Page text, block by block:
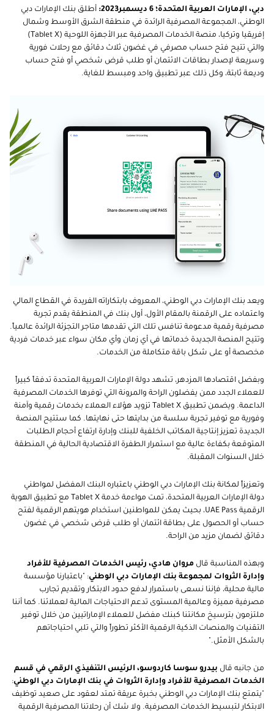
دبي، الإمارات العربية المتحدة؛ 6 ديسمبر2023:
أطلق بنك الإمارات دبي
الوطني، المجموعة المصرفية الرائدة في منطقة الشرق الأوسط وشمال
إفريقيا وتركيا، منصة الخدمات المصرفية عبر الأجهزة اللوحية (Tablet X
)
والتي تتيح فتح حساب مصرفي في غضون ثلاث دقائق مع رحلات فورية
وسريعة لإصدار بطاقات الائتمان أو طلب قرض شخصي أو فتح حساب
وديعة ثابتة، وكل ذلك عبر تطبيق واحد ومبسط للغاية.
ويعد بنك الإمارات دبي الوطني، المعروف بابتكاراته الفريدة في القطاع المالي
واعتماده على الرقمنة بالمقام الأول، أول بنك في المنطقة يقدم تجربة
مصرفية رقمية مدعومة تنافس تلك التي تقدمها متاجر التجزئة الرائدة عالمياً.
وتتيح المنصة الجديدة خدماتها في أي زمان وأي مكان سواء عبر خدمات فردية
مخصصة أو على شكل باقة متكاملة من الخدمات.
وبفضل اقتصادها المزدهر، تشهد دولة الإمارات العربية المتحدة تدفقاً كبيراً
للعملاء الجدد ممن يفضلون الراحة والمرونة التي توفرها الخدمات المصرفية
الداعمة. ويضمن تطبيق
تزويد هؤلاء العملاء بخدمات رقمية وآمنة
وفورية مع توفير تجربة سلسة من بدايتها حتى نهايتها. كما ستتيح المنصة
الجديدة تعزيز إنتاجية المكاتب الخلفية للبنك وإدارة ارتفاع أحجام الطلبات
المتوقعة بكفاءة عالية مع استمرار الطفرة الاقتصادية الحالية في المنطقة
خلال السنوات المقبلة.
وتعزيزاً لمكانة بنك الإمارات دبي الوطني باعتباره البنك المفضل لمواطني
دولة الإمارات العربية المتحدة، تمت مواءمة خدمة
مع تطبيق الهوية
الرقمية UAE Pass، بحيث يمكن للمواطنين استخدام هويتهم الرقمية لفتح
حساب أو الحصول على بطاقة ائتمان أو طلب قرض شخصي في غضون
دقائق لضمان مزيد من الراحة.
وبهذه المناسبة قال مروان هادي، رئيس الخدمات المصرفية للأفراد
وإدارة الثروات لمجموعة بنك الإمارات دبي الوطني: "باعتبارنا مؤسسة
مالية محلية، فإننا نسعى باستمرار لدفع حدود الابتكار وتقديم تجارب
مصرفية مميزة وعالمية المستوى تدعم الاحتياجات المالية لعملائنا. كما أننا
ملتزمون بترسيخ مكانتنا كبنك مفضل للعملاء الإماراتيين من خلال توفير
التقنيات والمنصات الذكية الرقمية الأكثر تطوراً والتي تلبي احتياجاتهم
بالشكل الأمثل."
من جانبه قال بيدرو سوسا كاردوسو، الرئيس التنفيذي الرقمي في قسم
الخدمات المصرفية للأفراد وإدارة الثروات في بنك الإمارات دبي الوطني:
"يتمتع بنك الإمارات دبي الوطني بخبرة عريقة تمتد لعقود على صعيد توظيف
الابتكار لتبسيط الخدمات المصرفية. ولا شك أن رحلاتنا المصرفية الرقمية